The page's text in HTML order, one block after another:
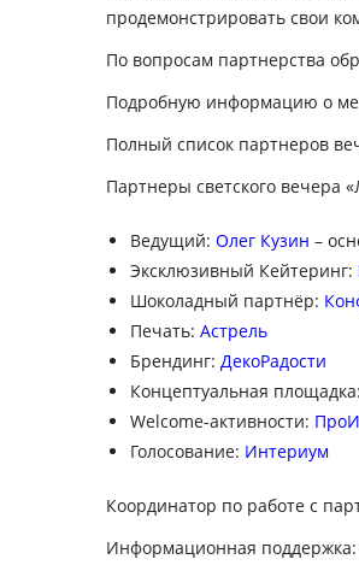
продемонстрировать свои
По вопросам партнерства
Подробную информацию о
Полный список партнеров
Партнеры светского вечера
Ведущий: Олег Кузин –
Эксклюзивный Кейтеринг:
Шоколадный партнёр:
Печать: Астрель
Брендинг: ДекоРадости
Концептуальная площадка:
Welcome-активности:
Голосование: Интериум
Координатор по работе с
Информационная поддержка